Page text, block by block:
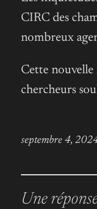
CIRC des
nombreux
Cette nouvelle
chercheurs
septembre 4,
Une